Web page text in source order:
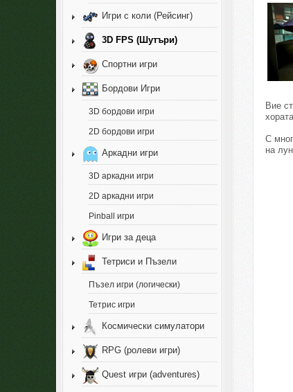
Игри с коли (Рейсинг)
3D FPS (Шутъри)
Спортни игри
Бордови Игри
3D бордови игри
2D бордови игри
Аркадни игри
3D аркадни игри
2D аркадни игри
Pinball игри
Игри за деца
Тетриси и Пъзели
Пъзел игри (логически)
Тетрис игри
Космически симулатори
RPG (ролеви игри)
Quest игри (adventures)
Вие
С
на